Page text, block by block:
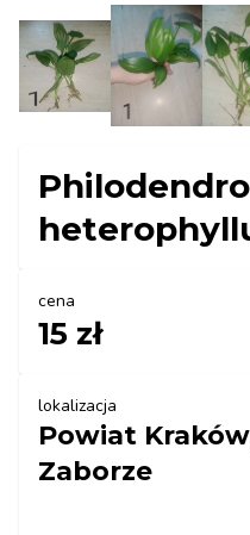
cena
15 zł
lokalizacja
Powiat
Zaborze